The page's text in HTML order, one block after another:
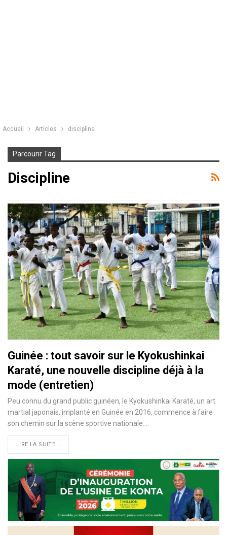
Accueil Articles discipline
Parcourir Tag
Discipline
Guinée : tout savoir sur le Kyokushinkai
Karaté, une nouvelle discipline déjà à la
mode (entretien)
Peu connu du grand public guinéen, le Kyokushinkai Karaté, un art
martial japonais, implanté en Guinée en 2016, commence à faire
son chemin sur la scène sportive nationale.…
LIRE LA SUITE...